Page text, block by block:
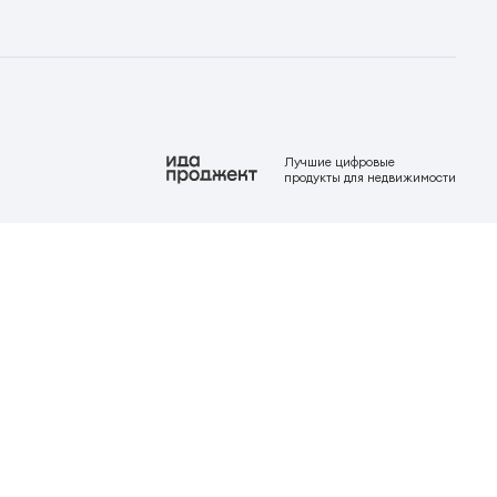
Лучшие цифровые
продукты для недвижимости